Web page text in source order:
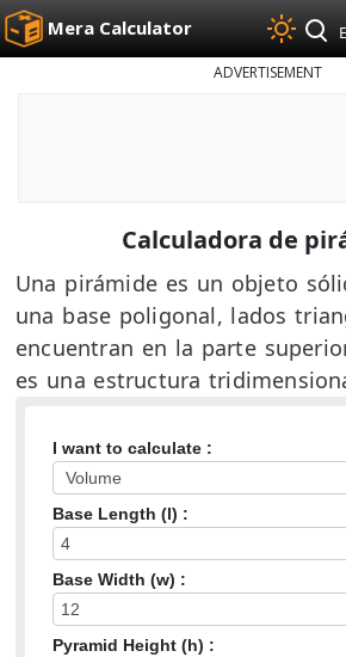
Mera Calculator
ADVERTISEMENT
Calculadora de
Una pirámide es un objeto
una base poligonal, lados
encuentran en la parte
es una estructura
I want to calculate :
Base Length (l) :
Base Width (w) :
Pyramid Height (h) :